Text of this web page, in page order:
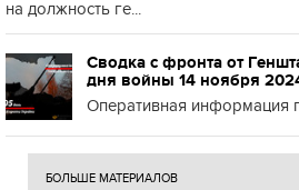
на должность ге...
Сводка с фронта от
дня войны 14 ноября
Оперативная информация
БОЛЬШЕ МАТЕРИАЛОВ